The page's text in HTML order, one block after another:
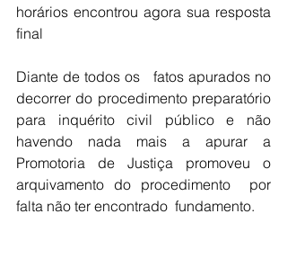
horários encontrou agora sua resposta
final
Diante de todos os   fatos apurados no
decorrer do procedimento preparatório
para inquérito civil público e não
havendo nada mais a apurar a
Promotoria de Justiça promoveu o
arquivamento do procedimento  por
falta não ter encontrado  fundamento.